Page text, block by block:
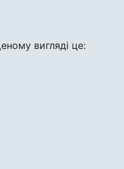
вигляді це: